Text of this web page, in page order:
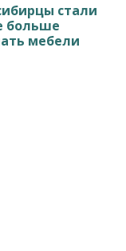
стали
больше
мебели